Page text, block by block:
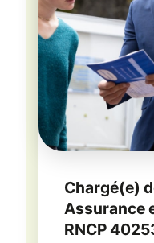
Chargé(e)
Assurance
RNCP